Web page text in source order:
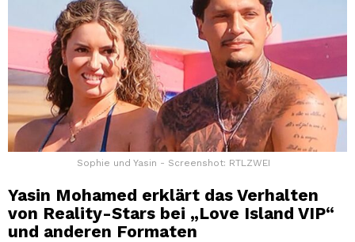
Sophie und Yasin - Screenshot: RTLZWEI
Yasin Mohamed erklärt das Verhalten
von Reality-Stars bei „Love Island VIP“
und anderen Formaten